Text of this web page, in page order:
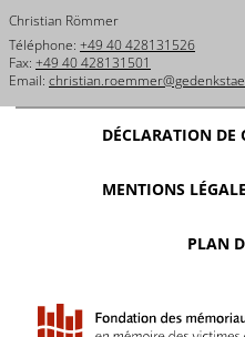
Christian Römmer
Téléphone: +49 40 428131526
Fax: +49 40 428131501
Email:
DÉCLARATION DE
MENTIONS
PLAN